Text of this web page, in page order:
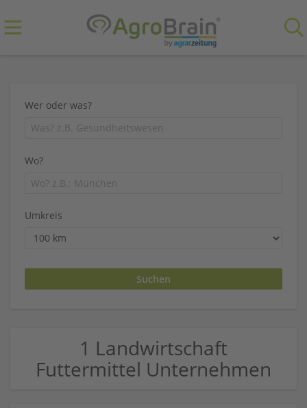
Wer oder was?
Wo?
Umkreis
1 Landwirtschaft
Futtermittel Unternehmen